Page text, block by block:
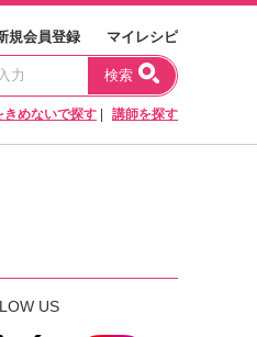
規会員登録 マイレシピ
検索
きめないで探す 講師を探す
US